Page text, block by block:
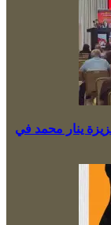
ينار محمد في